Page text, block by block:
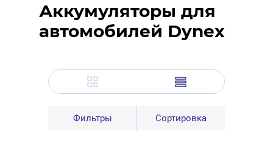
Аккумуляторы для
автомобилей Dynex
Фильтры Сортировка